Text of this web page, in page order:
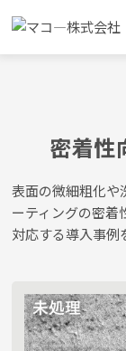
HOME
密着性
表面の微細粗化や
ーティングの密着
対応する導入事例